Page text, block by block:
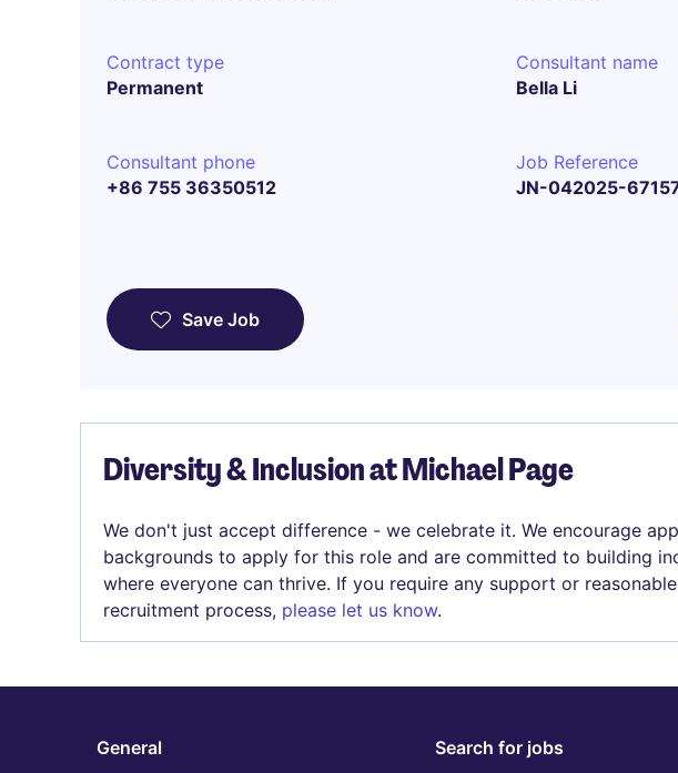
Contract type
Permanent
Consultant name
Bella Li
Consultant phone
+86 755 36350512
Job Reference
JN-042025-
Save Job
Diversity & Inclusion at Michael Page
We don't just accept difference - we celebrate it. We encourage
backgrounds to apply for this role and are committed to building
where everyone can thrive. If you require any support or
recruitment process, please let us know.
General
Search for jobs